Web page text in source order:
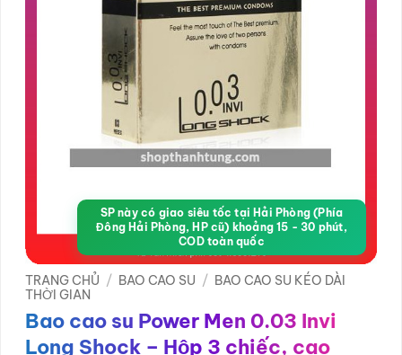
SP này có giao siêu tốc tại Hải Phòng (Phía
Đông Hải Phòng, HP cũ) khoảng 15 - 30 phút,
COD toàn quốc
TRANG CHỦ / BAO CAO SU / BAO CAO SU KÉO DÀI
THỜI GIAN
Bao cao su Power Men 0.03 Invi
Long Shock – Hộp 3 chiếc, cao